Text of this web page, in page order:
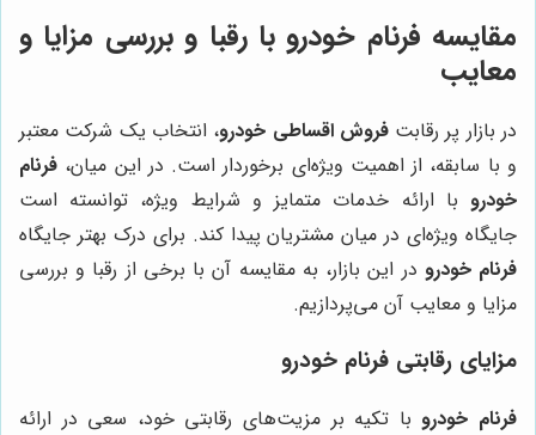
مقایسه فرنام خودرو با رقبا و بررسی مزایا و
معایب
در بازار پر رقابتفروش اقساطی خودرو، انتخاب یک شرکت معتبر
و با سابقه، از اهمیت ویژه‌ای برخوردار است. در این میان، فرنام
خودرو با ارائه خدمات متمایز و شرایط ویژه، توانسته است
جایگاه ویژه‌ای در میان مشتریان پیدا کند. برای درک بهتر جایگاه
فرنام خودرو در این بازار، به مقایسه آن با برخی از رقبا و بررسی
مزایا و معایب آن می‌پردازیم.
مزایای رقابتی فرنام خودرو
فرنام خودرو با تکیه بر مزیت‌های رقابتی خود، سعی در ارائه